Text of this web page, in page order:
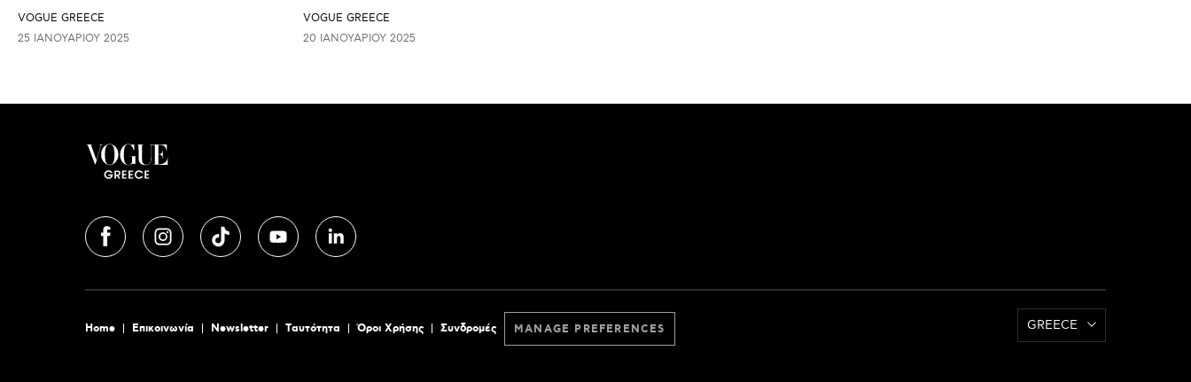
VOGUE GREECE
25 ΙΑΝΟΥΑΡΊΟΥ 2025
VOGUE GREECE
20 ΙΑΝΟΥΑΡΊΟΥ 2025
Home Επικοινωνία Newsletter Tαυτότητα Όροι Χρήσης Συνδρομές MANAGE PREFERENCES GREECE